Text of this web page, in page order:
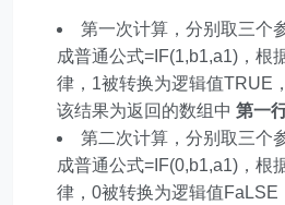
第一次计算，分别取三个
成普通公式=IF(1,b1,a1)，根
律，1被转换为逻辑值TRUE
该结果为返回的数组中第一
第二次计算，分别取三个
成普通公式=IF(0,b1,a1)，根
律，0被转换为逻辑值FaLSE